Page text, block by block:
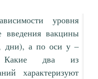
уровня
введения вакцины
дни), а по оси у –
Какие два из
характеризуют